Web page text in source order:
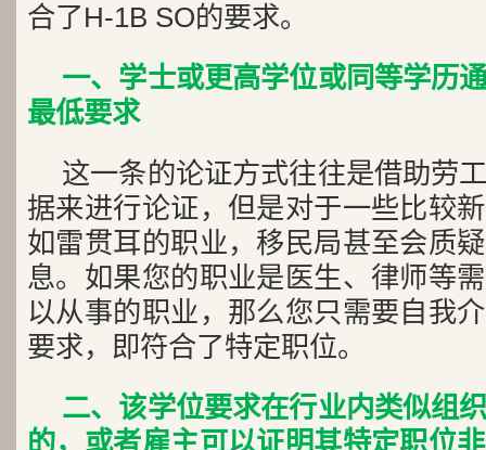
合了H-1B SO的要求。
一、学士或更高学位或同等学历
最低要求
这一条的论证方式往往是借助劳
据来进行论证，但是对于一些比较
如雷贯耳的职业，移民局甚至会质
息。如果您的职业是医生、律师等
以从事的职业，那么您只需要自我
要求，即符合了特定职位。
二、该学位要求在行业内类似组
的，或者雇主可以证明其特定职位